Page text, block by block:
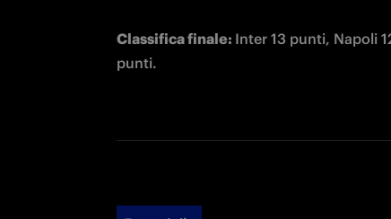
Classifica finale: Inter 13 punti, Napoli
punti.